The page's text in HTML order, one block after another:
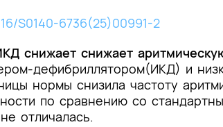
S0140-6736(25)00991-2
снижает снижает
дефибриллятором(ИКД) и
нормы снизила частоту
по сравнению со
отличалась.